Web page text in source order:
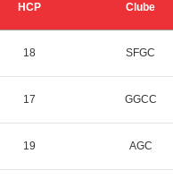
HCP Clube
18 SFGC
17 GGCC
19 AGC